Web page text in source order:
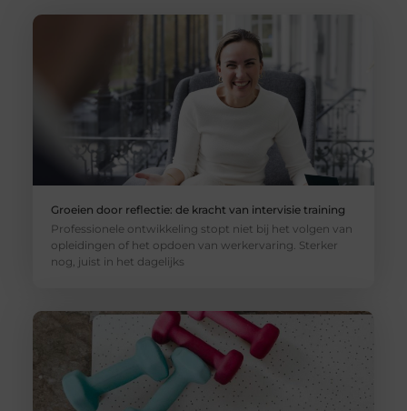
Groeien door reflectie: de kracht van intervisie training
Professionele ontwikkeling stopt niet bij het volgen van
opleidingen of het opdoen van werkervaring. Sterker
nog, juist in het dagelijks